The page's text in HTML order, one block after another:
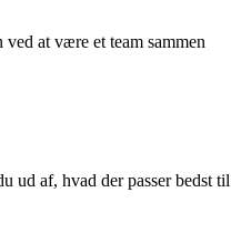
at være et team sammen
ud af, hvad der passer bedst til